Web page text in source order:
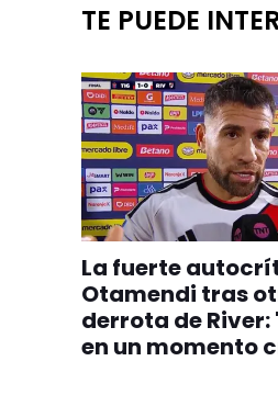
TE PUEDE
La fuerte
Otamendi tras
derrota de River:
en un momento